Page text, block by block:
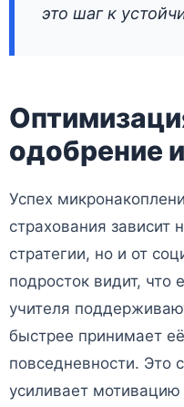
это шаг к
одобрение
Успех
страхования зависит
стратегии, но и от
подросток видит, что
учителя
быстрее принимает
повседневности. Это
усиливает